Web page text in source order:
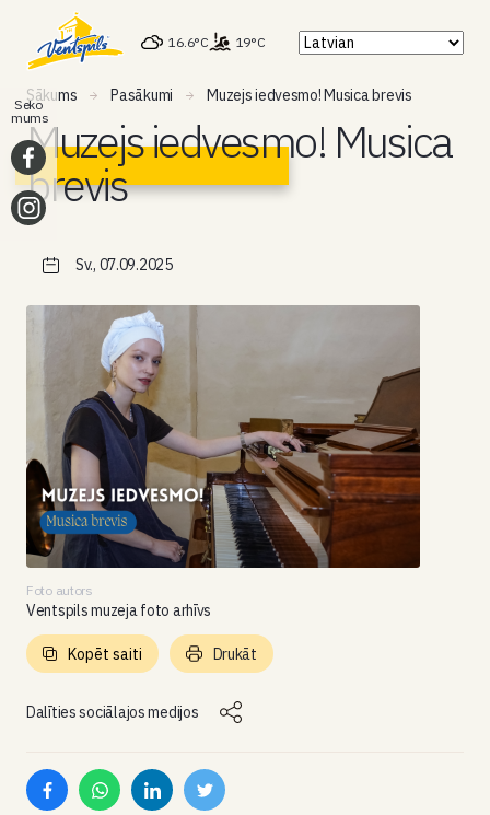
16.6°C 19°C
Sākums Pasākumi Muzejs iedvesmo! Musica brevis
Muzejs iedvesmo! Musica
brevis
Sv., 07.09.2025
Foto autors
Ventspils muzeja foto arhīvs
Dalīties sociālajos medijos
Kopēt saiti Drukāt
Seko
mums